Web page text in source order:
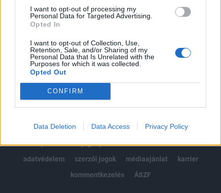
I want to opt-out of processing my
Personal Data for Targeted Advertising.
Opted In
I want to opt-out of Collection, Use,
Retention, Sale, and/or Sharing of my
Personal Data that Is Unrelated with the
Purposes for which it was collected.
Opted Out
CONFIRM
Data Deletion Data Access Privacy Policy
Előfizetés
MÁR ELŐFIZETŐNK VAGY?BEJELENTKEZÉS
© 2026 Portfolio
impresszum
jogi nyilatkozat
süti beállítások
adatvédelem
szerzői jogok médiaajánlat
karrier
kommentkezelés
ÁSZF